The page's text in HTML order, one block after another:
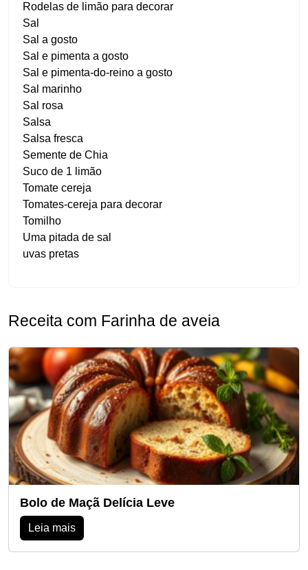
Rodelas de limão para decorar
Sal
Sal a gosto
Sal e pimenta a gosto
Sal e pimenta-do-reino a gosto
Sal marinho
Sal rosa
Salsa
Salsa fresca
Semente de Chia
Suco de 1 limão
Tomate cereja
Tomates-cereja para decorar
Tomilho
Uma pitada de sal
uvas pretas
Receita com Farinha de aveia
Bolo de Maçã Delícia Leve
Leia mais